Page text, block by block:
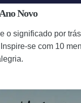
Novo
o significado por
se com 10